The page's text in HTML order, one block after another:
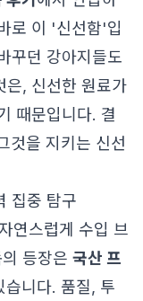
로 이 '신선함'입
꾸던 강아지들도
은, 신선한 원료가
때문입니다. 결
것을 지키는 신선
집중 탐구
연스럽게 수입 브
등장은 국산 프
습니다. 품질, 투